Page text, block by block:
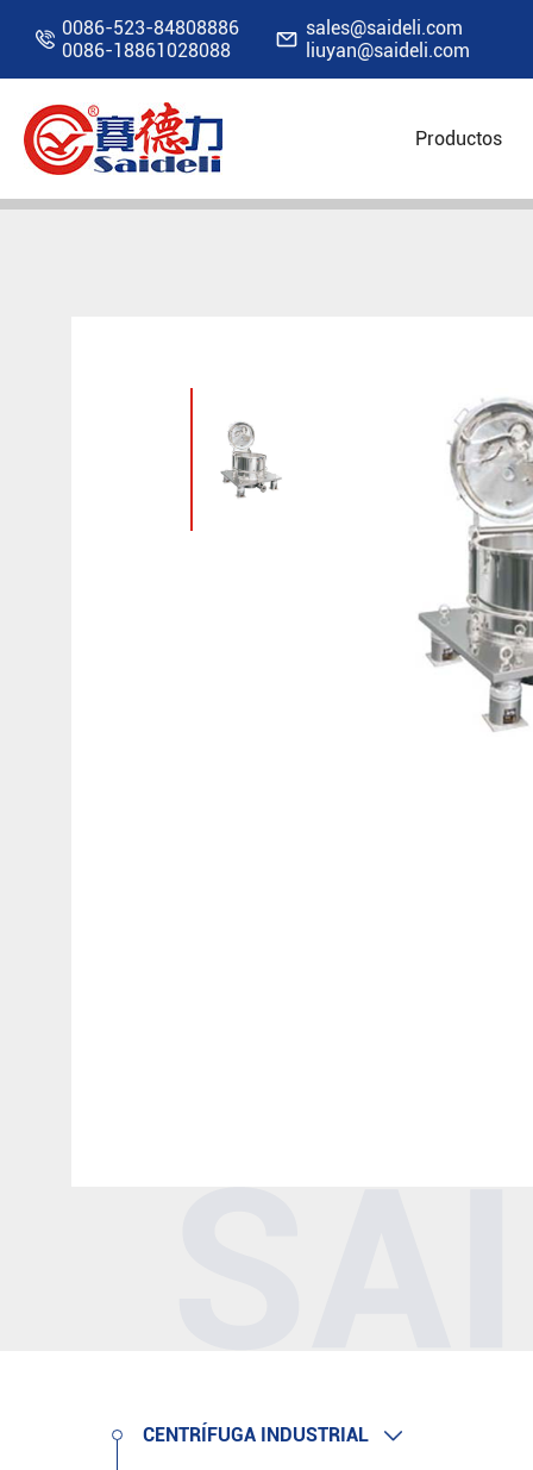
 0086-523-84808886
0086-18861028088
 sales@saideli.com
liuyan@saideli.com
Productos
Inicio Productos
CENTRÍFUGA INDUSTRIAL 